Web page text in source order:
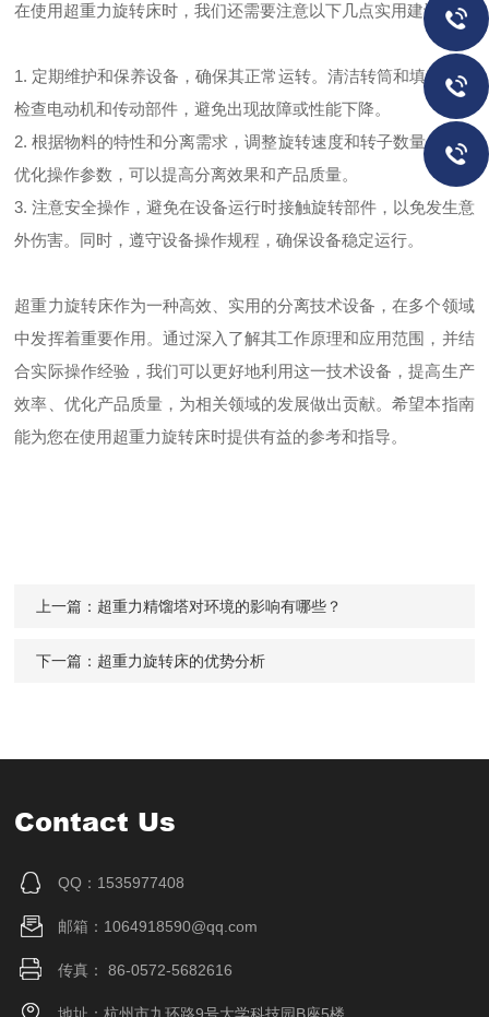
在使用超重力旋转床时，我们还需要注意以下几点实用建议：
1. 定期维护和保养设备，确保其正常运转。清洁转筒和填充物，
检查电动机和传动部件，避免出现故障或性能下降。
2. 根据物料的特性和分离需求，调整旋转速度和转子数量。通过
优化操作参数，可以提高分离效果和产品质量。
3. 注意安全操作，避免在设备运行时接触旋转部件，以免发生意
外伤害。同时，遵守设备操作规程，确保设备稳定运行。
超重力旋转床作为一种高效、实用的分离技术设备，在多个领域
中发挥着重要作用。通过深入了解其工作原理和应用范围，并结
合实际操作经验，我们可以更好地利用这一技术设备，提高生产
效率、优化产品质量，为相关领域的发展做出贡献。希望本指南
能为您在使用超重力旋转床时提供有益的参考和指导。
上一篇： 超重力精馏塔对环境的影响有哪些？
下一篇： 超重力旋转床的优势分析
Contact Us
QQ：1535977408
邮箱：1064918590@qq.com
传真： 86-0572-5682616